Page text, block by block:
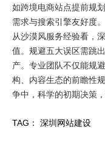
如跨境电商站点提前规
需求与搜索引擎友好度。​
从沙漠风服务经验看，
值。规避五大误区需跳
产。专业团队不仅能规
构、内容生态的前瞻性
争中，科学的初期决策
TAG： 深圳网站建设